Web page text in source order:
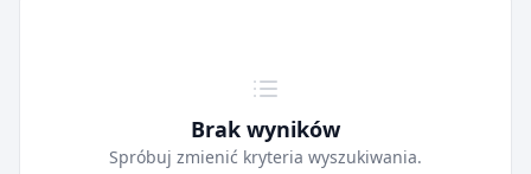
Brak wyników
Spróbuj zmienić kryteria wyszukiwania.